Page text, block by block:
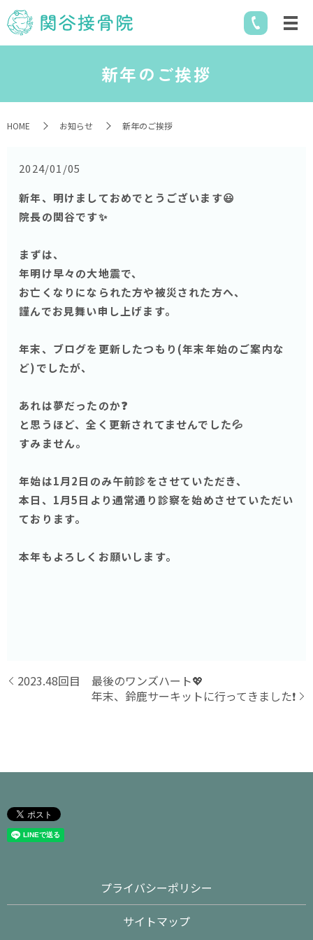
新年のご挨拶
HOME お知らせ 新年のご挨拶
2024/01/05
新年、明けましておめでとうございます😃
院長の関谷です✨
まずは、
年明け早々の大地震で、
お亡くなりになられた方や被災された方へ、
謹んでお見舞い申し上げます。
年末、ブログを更新したつもり(年末年始のご案内な
ど)でしたが、
あれは夢だったのか❓
と思うほど、全く更新されてませんでした💦
すみません。
年始は1月2日のみ午前診をさせていただき、
本日、1月5日より通常通り診察を始めさせていただい
ております。
本年もよろしくお願いします。
2023.48回目 最後のワンズハート💖
年末、鈴鹿サーキットに行ってきました❗️
プライバシーポリシー
サイトマップ